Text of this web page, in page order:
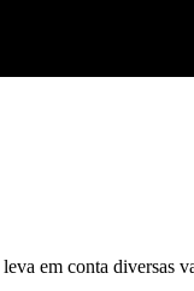
leva em conta diversas